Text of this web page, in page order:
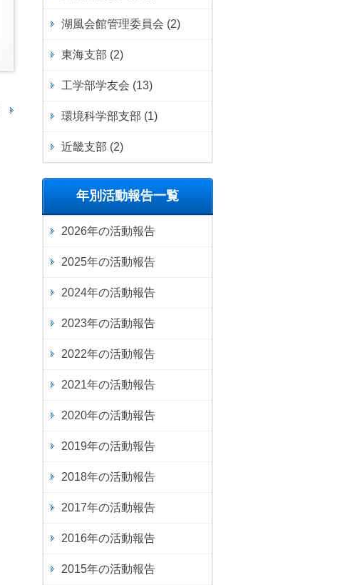
湖風会館管理委員会 (2)
東海支部 (2)
工学部学友会 (13)
環境科学部支部 (1)
近畿支部 (2)
年別活動報告一覧
2026年の活動報告
2025年の活動報告
2024年の活動報告
2023年の活動報告
2022年の活動報告
2021年の活動報告
2020年の活動報告
2019年の活動報告
2018年の活動報告
2017年の活動報告
2016年の活動報告
2015年の活動報告